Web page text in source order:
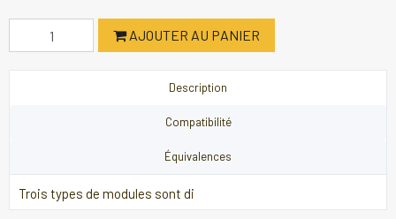
AJOUTER AU PANIER
Description
Compatibilité
Équivalences
Trois types de modules sont di